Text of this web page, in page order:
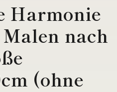
Harmonie
nach
(ohne